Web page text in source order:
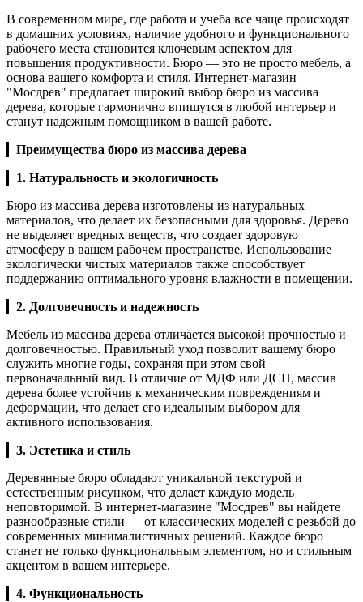
В современном мире, где работа и учеба все чаще происходят
в домашних условиях, наличие удобного и функционального
рабочего места становится ключевым аспектом для
повышения продуктивности. Бюро — это не просто мебель, а
основа вашего комфорта и стиля. Интернет-магазин
"Мосдрев" предлагает широкий выбор бюро из массива
дерева, которые гармонично впишутся в любой интерьер и
станут надежным помощником в вашей работе.
Преимущества бюро из массива дерева
1. Натуральность и экологичность
Бюро из массива дерева изготовлены из натуральных
материалов, что делает их безопасными для здоровья. Дерево
не выделяет вредных веществ, что создает здоровую
атмосферу в вашем рабочем пространстве. Использование
экологически чистых материалов также способствует
поддержанию оптимального уровня влажности в помещении.
2. Долговечность и надежность
Мебель из массива дерева отличается высокой прочностью и
долговечностью. Правильный уход позволит вашему бюро
служить многие годы, сохраняя при этом свой
первоначальный вид. В отличие от МДФ или ДСП, массив
дерева более устойчив к механическим повреждениям и
деформации, что делает его идеальным выбором для
активного использования.
3. Эстетика и стиль
Деревянные бюро обладают уникальной текстурой и
естественным рисунком, что делает каждую модель
неповторимой. В интернет-магазине "Мосдрев" вы найдете
разнообразные стили — от классических моделей с резьбой до
современных минималистичных решений. Каждое бюро
станет не только функциональным элементом, но и стильным
акцентом в вашем интерьере.
4. Функциональность